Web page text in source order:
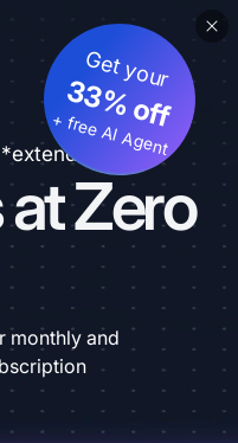
Zero
Get your
33% off
+ free AI Agent
monthly and